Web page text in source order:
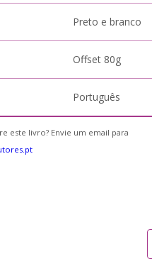
Preto e branco
Offset 80g
Português
este livro? Envie um email para